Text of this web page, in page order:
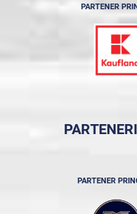
PARTENER
PARTENER